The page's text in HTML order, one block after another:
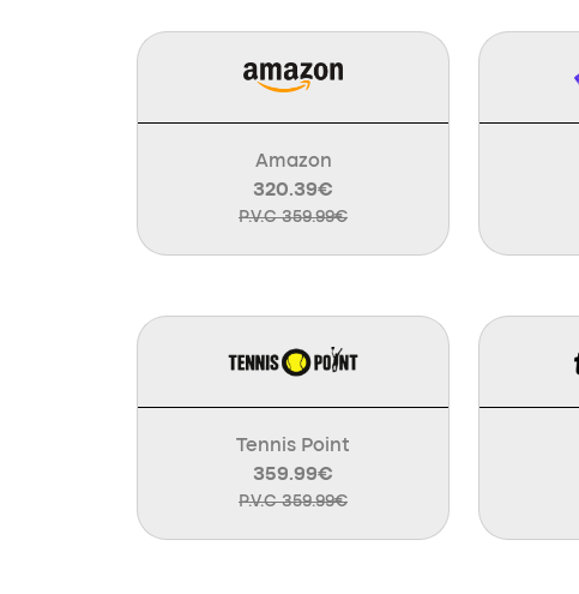
Amazon
320.39€
P.V.C 359.99€
Tennis Point
359.99€
P.V.C 359.99€